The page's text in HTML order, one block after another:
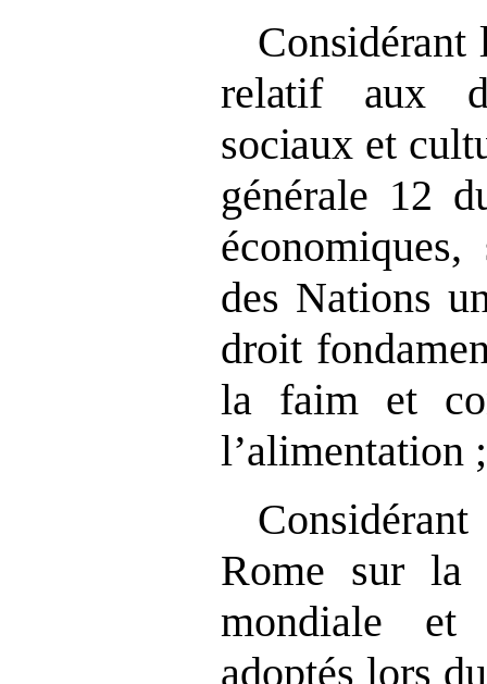
Considérant
relatif aux
sociauxet
générale 12
des Nations
droit
la faim et
l’alimentation ;
Rome sur la
mondiale
adoptés lors